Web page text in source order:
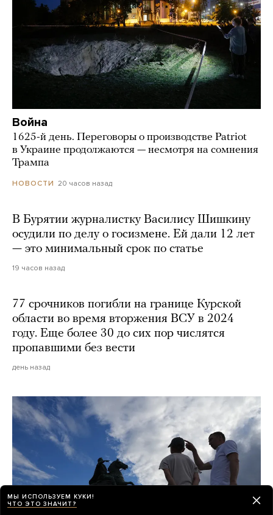
Война
1625-й день. Переговоры о производстве Patriot
в Украине продолжаются — несмотря на сомнения
Трампа
НОВОСТИ 20 часов назад
В Бурятии журналистку Василису Шишкину
осудили по делу о госизмене. Ей дали 12 лет
— это минимальный срок по статье
19 часов назад
77 срочников погибли на границе Курской
области во время вторжения ВСУ в 2024
году. Еще более 30 до сих пор числятся
пропавшими без вести
день назад
МЫ ИСПОЛЬЗУЕМ КУКИ!
ЧТО ЭТО ЗНАЧИТ?